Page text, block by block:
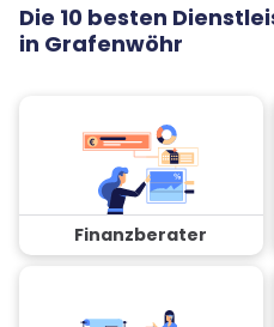
Die 10 besten
in Grafenwöhr
Finanzberater